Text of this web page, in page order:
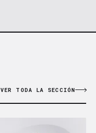
VER TODA LA SECCIÓN